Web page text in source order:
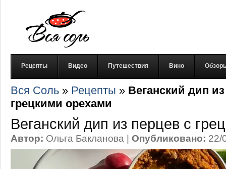
Рецепты Видео Путешествия Вино
Вся Соль » Рецепты » Веганский дип
грецкими орехами
Веганский дип из перцев с
Автор: Ольга Бакланова | Опубликовано: 22/